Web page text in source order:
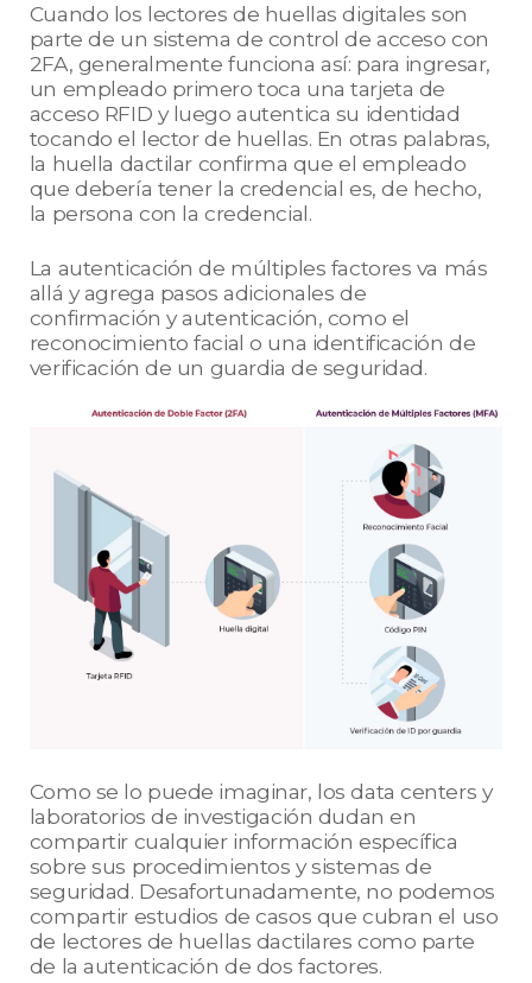
Cuando los lectores de huellas digitales son
parte de un sistema de control de acceso con
2FA, generalmente funciona así: para ingresar,
un empleado primero toca una tarjeta de
acceso RFID y luego autentica su identidad
tocando el lector de huellas. En otras palabras,
la huella dactilar confirma que el empleado
que debería tener la credencial es, de hecho,
la persona con la credencial.
La autenticación de múltiples factores va más
allá y agrega pasos adicionales de
confirmación y autenticación, como el
reconocimiento facial o una identificación de
verificación de un guardia de seguridad.
Como se lo puede imaginar, los data centers y
laboratorios de investigación dudan en
compartir cualquier información específica
sobre sus procedimientos y sistemas de
seguridad. Desafortunadamente, no podemos
compartir estudios de casos que cubran el uso
de lectores de huellas dactilares como parte
de la autenticación de dos factores.